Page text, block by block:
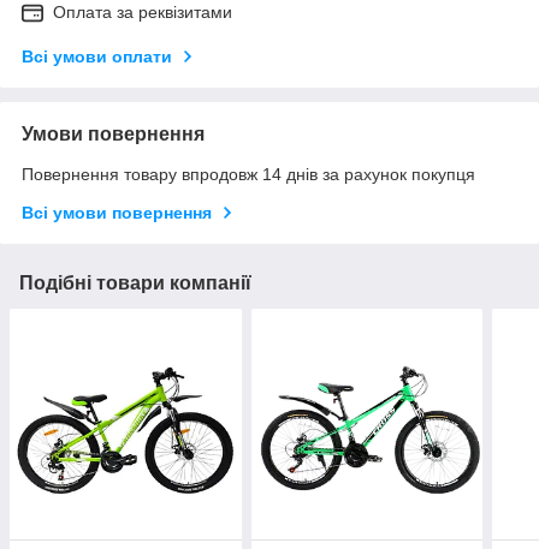
Оплата за реквізитами
Всі умови оплати
Умови повернення
Повернення товару впродовж 14 днів за рахунок покупця
Всі умови повернення
Подібні товари компанії